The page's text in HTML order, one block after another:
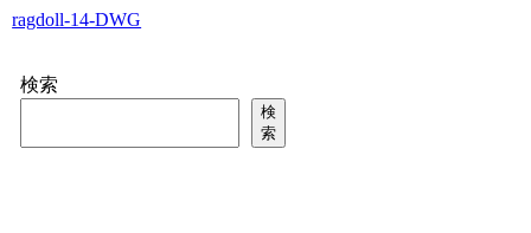
ragdoll-14-DWG
検索
検
索